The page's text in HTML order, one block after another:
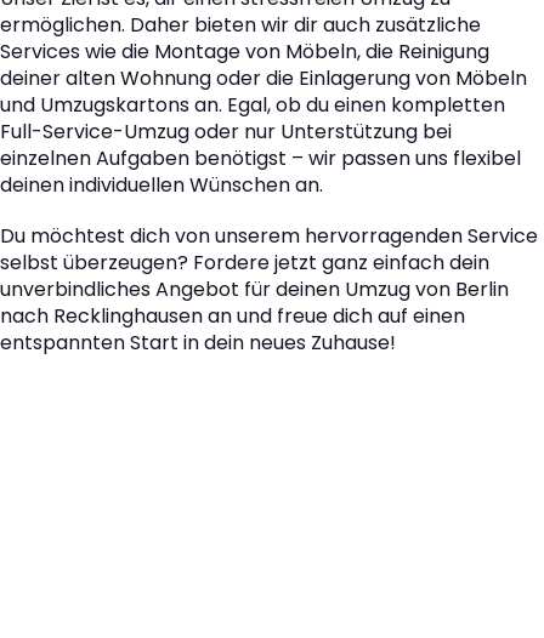
ermöglichen. Daher bieten wir dir auch zusätzliche
Services wie die Montage von Möbeln, die Reinigung
deiner alten Wohnung oder die Einlagerung von Möbeln
und Umzugskartons an. Egal, ob du einen kompletten
Full-Service-Umzug oder nur Unterstützung bei
einzelnen Aufgaben benötigst – wir passen uns flexibel
deinen individuellen Wünschen an.
Du möchtest dich von unserem hervorragenden Service
selbst überzeugen? Fordere jetzt ganz einfach dein
unverbindliches Angebot für deinen Umzug von Berlin
nach Recklinghausen an und freue dich auf einen
entspannten Start in dein neues Zuhause!